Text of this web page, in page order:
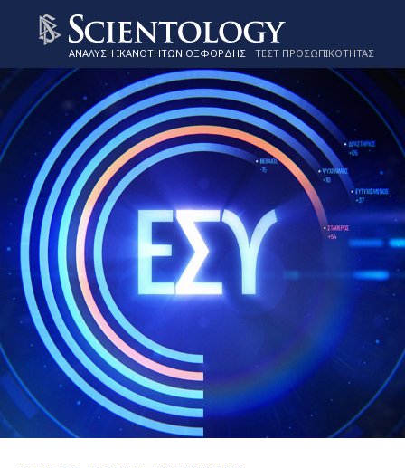
ΑΝΑΛΥΣΗ ΙΚΑΝΟΤΗΤΩΝ ΟΞΦΟΡΔΗΣ ΤΕΣΤ ΠΡΟΣΩΠΙΚΟΤΗΤΑΣ